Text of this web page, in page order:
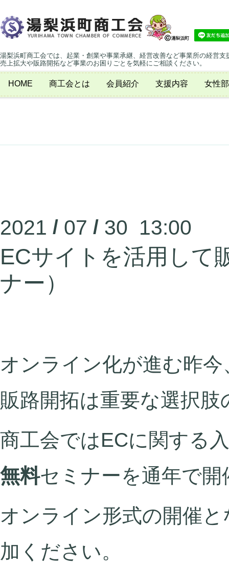
湯梨浜町商工会では、起業・創業や事業承継、経営改善など事業所の経営支
売上拡大や販路開拓など事業のお困りごとを気軽にご相談ください。
HOME 商工会とは 会員紹介 支援内容 女性部
2021 / 07 / 30 13:00
ECサイトを活用して
ナー）
オンライン化が進む昨
販路開拓は重要な選択
商工会ではECに関する
無料セミナーを通年で
オンライン形式の開催
加ください。